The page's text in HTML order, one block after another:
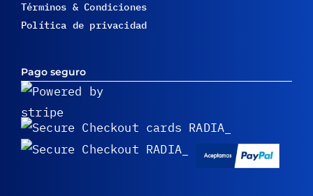
Términos & Condiciones
Política de privacidad
Pago seguro